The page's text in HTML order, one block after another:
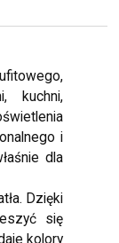
kuchni,
i
dla
Dzięki
się
kolory